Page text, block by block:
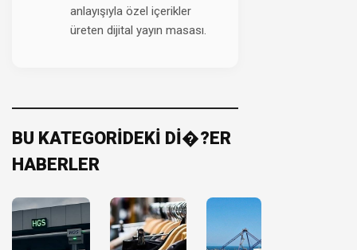
anlayışıyla özel içerikler
üreten dijital yayın masası.
BU KATEGORİDEKİ Dİ�?ER
HABERLER